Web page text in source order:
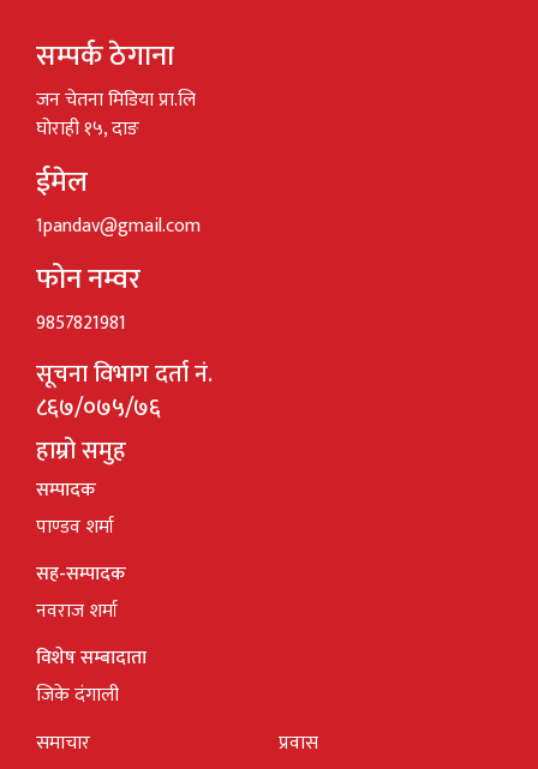
सम्पर्क ठेगाना
जन चेतना मिडिया प्रा.लि
घोराही १५, दाङ
ईमेल
1pandav@gmail.com
फोन नम्वर
9857821981
सूचना विभाग दर्ता नं.
८६७/०७५/७६
हाम्रो समुह
सम्पादक
पाण्डव शर्मा
सह-सम्पादक
नवराज शर्मा
विशेष सम्बादाता
जिके दंगाली
समाचार
प्रवास